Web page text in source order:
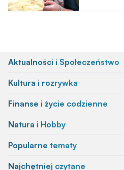
Aktualności i Społeczeństwo
Kultura i rozrywka
Finanse i życie codzienne
Natura i Hobby
Popularne tematy
Najchętniej czytane